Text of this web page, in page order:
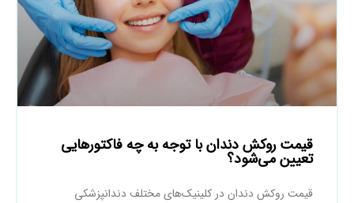
قیمت روکش دندان با توجه به چه فاکتورهایی
تعیین می‌شود؟
قیمت روکش دندان در کلینیک‌های مختلف دندانپزشکی